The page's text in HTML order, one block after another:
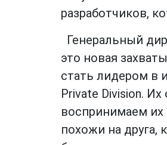
разработчиков,
Генеральный
это новая
стать лидером в
Private Division.
воспринимаем их
похожи на друга,